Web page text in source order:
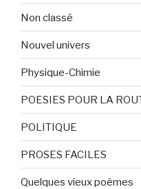
Non classé
Nouvel univers
Physique-Chimie
POESIES POUR LA
POLITIQUE
PROSES FACILES
Quelques vieux poèmes